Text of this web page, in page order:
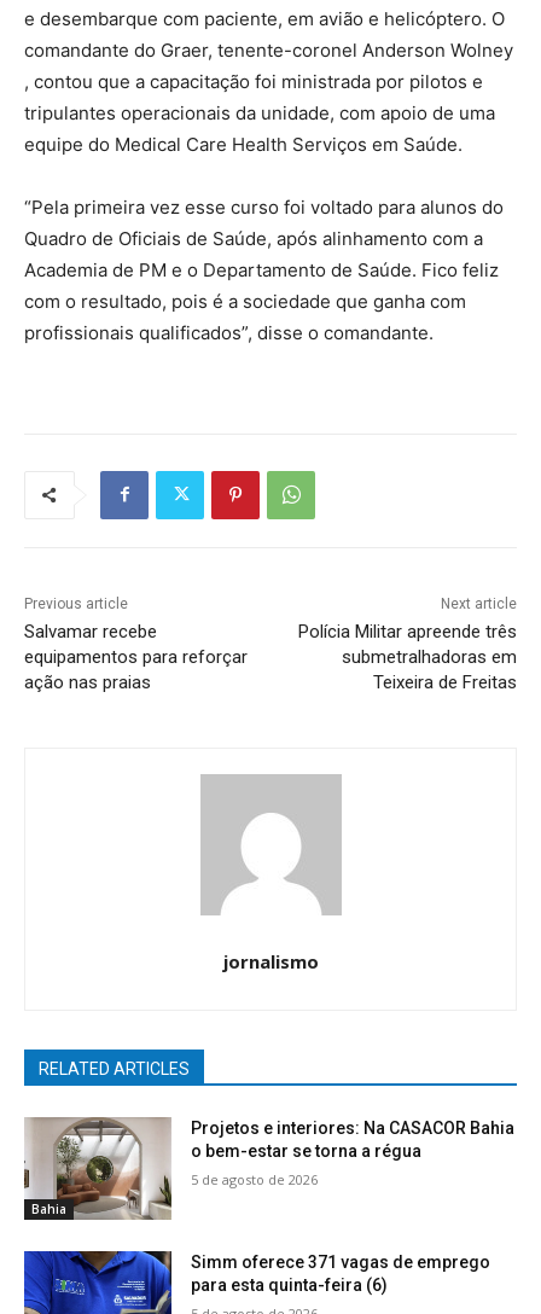
e desembarque com paciente, em avião e helicóptero. O
comandante do Graer, tenente-coronel Anderson Wolney
, contou que a capacitação foi ministrada por pilotos e
tripulantes operacionais da unidade, com apoio de uma
equipe do Medical Care Health Serviços em Saúde.
“Pela primeira vez esse curso foi voltado para alunos do
Quadro de Oficiais de Saúde, após alinhamento com a
Academia de PM e o Departamento de Saúde. Fico feliz
com o resultado, pois é a sociedade que ganha com
profissionais qualificados”, disse o comandante.
Previous article
Salvamar recebe
equipamentos para reforçar
ação nas praias
Next article
Polícia Militar apreende três
submetralhadoras em
Teixeira de Freitas
jornalismo
RELATED ARTICLES
Bahia
Projetos e interiores: Na CASACOR Bahia
o bem-estar se torna a régua
5 de agosto de 2026
Simm oferece 371 vagas de emprego
para esta quinta-feira (6)